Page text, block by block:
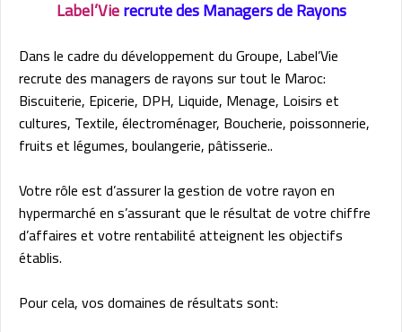
Label’Vierecrute des Managers de Rayons
Dans le cadre du développement du Groupe, Label’Vie
recrute des managers de rayons sur tout le Maroc:
Biscuiterie, Epicerie, DPH, Liquide, Menage, Loisirs et
cultures, Textile, électroménager, Boucherie, poissonnerie,
fruits et légumes, boulangerie, pâtisserie..
Votre rôle est d’assurer la gestion de votre rayon en
hypermarché en s’assurant que le résultat de votre chiffre
d’affaires et votre rentabilité atteignent les objectifs
établis.
Pour cela, vos domaines de résultats sont: